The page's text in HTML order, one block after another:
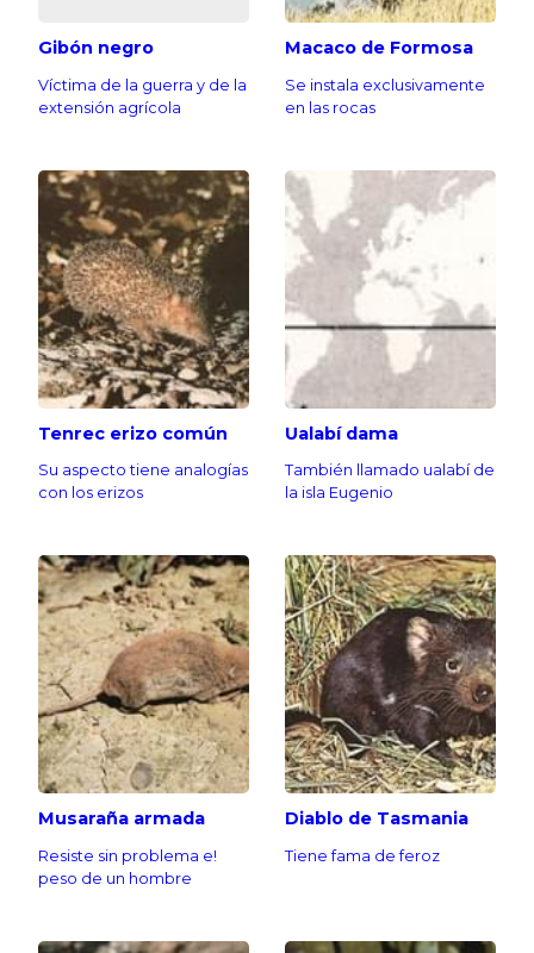
Gibón negro
Víctima de la guerra y de la
extensión agrícola
Macaco de Formosa
Se instala exclusivamente
en las rocas
Tenrec erizo común
Su aspecto tiene analogías
con los erizos
Ualabí dama
También llamado ualabí de
la isla Eugenio
Musaraña armada
Resiste sin problema e!
peso de un hombre
Diablo de Tasmania
Tiene fama de feroz